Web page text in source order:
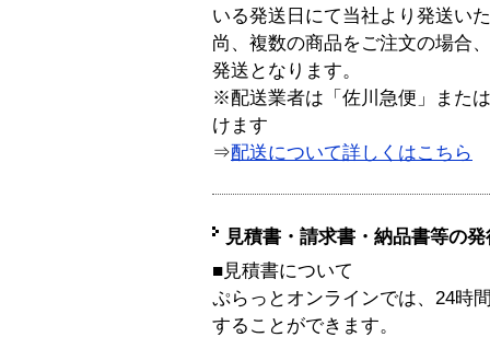
いる発送日にて当社より発送い
尚、複数の商品をご注文の場合
発送となります。
※配送業者は「佐川急便」また
けます
⇒配送について詳しくはこちら
見積書・請求書・納品書等の
■見積書について
ぷらっとオンラインでは、24時
することができます。